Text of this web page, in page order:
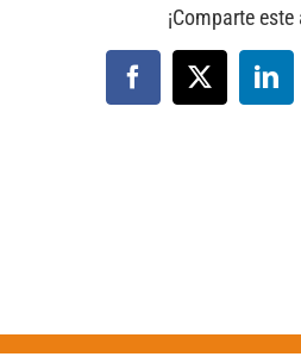
¡Comparte
Facebook
X